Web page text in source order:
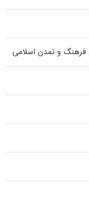
فرهنگ و تمدن اسلامی